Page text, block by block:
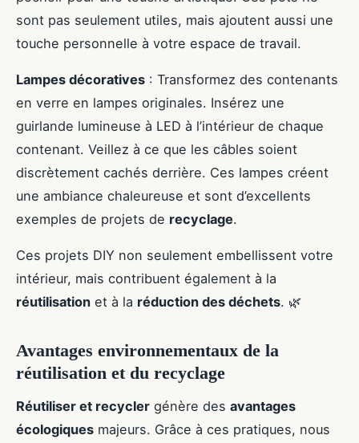
sont pas seulement utiles, mais ajoutent aussi une
touche personnelle à votre espace de travail.
Lampes décoratives : Transformez des contenants
en verre en lampes originales. Insérez une
guirlande lumineuse à LED à l’intérieur de chaque
contenant. Veillez à ce que les câbles soient
discrètement cachés derrière. Ces lampes créent
une ambiance chaleureuse et sont d’excellents
exemples de projets de recyclage.
Ces projets DIY non seulement embellissent votre
intérieur, mais contribuent également à la
réutilisation et à la réduction des déchets. 🌿
Avantages environnementaux de la
réutilisation et du recyclage
Réutiliser et recycler génère des avantages
écologiques majeurs. Grâce à ces pratiques, nous